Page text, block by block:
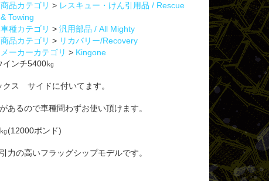
商品カテゴリ > レスキュー・けん引用品 / Rescue
& Towing
車種カテゴリ >汎用部品 / All Mighty
商品カテゴリ > リカバリー/Recovery
メーカーカテゴリ > Kingone
インチ5400㎏
クス サイドに付いてます。
あるので車種問わずお使い頂けます。
(12000ポンド)
力の高いフラッグシップモデルです。